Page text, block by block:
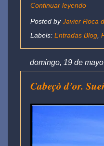
Continuar leyendo
Posted byJavier Roca
Labels: Entradas Blog,
domingo, 19 de
Cabeçò d’or.